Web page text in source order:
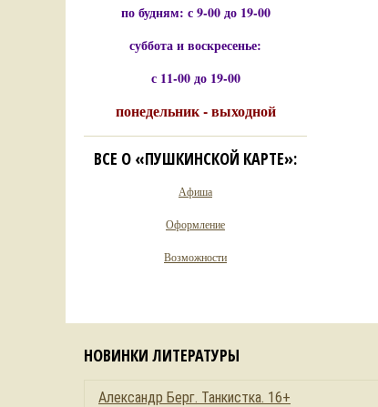
по будням: с 9-00 до 19-00
суббота и воскресенье:
с 11-00 до 19-00
понедельник - выходной
ВСЕ О «ПУШКИНСКОЙ КАРТЕ»:
Афиша
Оформление
Возможности
НОВИНКИ ЛИТЕРАТУРЫ
Александр Берг. Танкистка. 16+